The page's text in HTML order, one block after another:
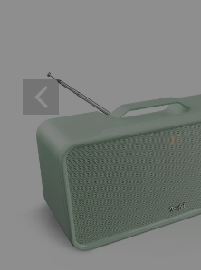
tutaj za pomocą jednego
oznacza wyrażenie zgody
zewnętrznych. Oznacza to,
przesyłane do platform
na ten temat można
prywatności.